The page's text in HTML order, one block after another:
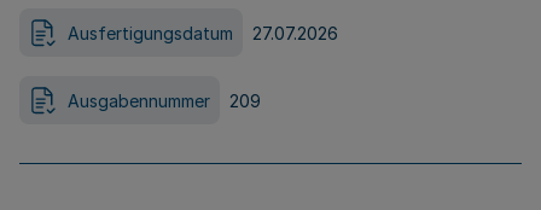
Ausfertigungsdatum 27.07.2026
Ausgabennummer 209